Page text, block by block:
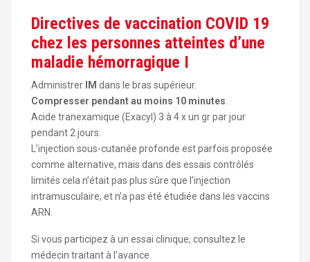
Directives de vaccination COVID 19
chez les personnes atteintes d’une
maladie hémorragique I
AdministrerIM dans le bras supérieur.
Compresser pendant au moins 10 minutes.
Acide tranexamique (Exacyl) 3 à 4 x un gr par jour
pendant 2 jours.
L’injection sous-cutanée profonde est parfois proposée
comme alternative, mais dans des essais contrôlés
limités cela n’était pas plus sûre que l’injection
intramusculaire, et n’a pas été étudiée dans les vaccins
ARN.
Si vous participez à un essai clinique, consultez le
médecin traitant à l’avance.